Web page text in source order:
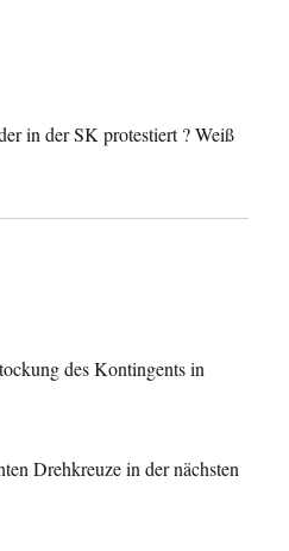
in der SK protestiert ? Weiß
des Kontingents in
Drehkreuze in der nächsten